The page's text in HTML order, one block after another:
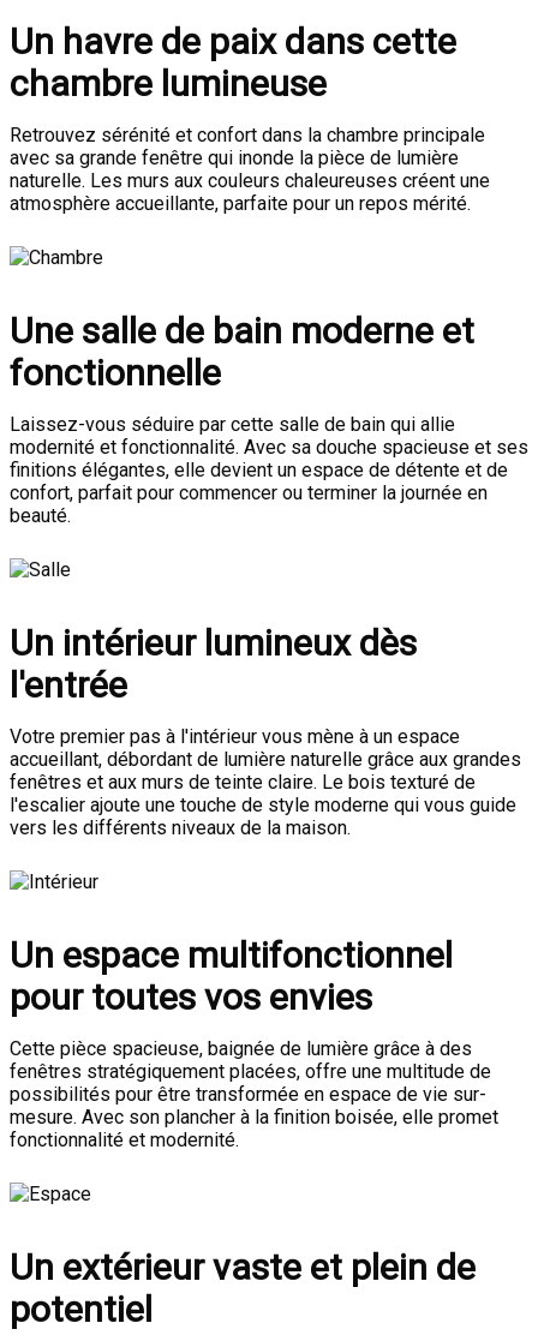
Un havre de paix dans cette
chambre lumineuse
Retrouvez sérénité et confort dans la chambre principale
avec sa grande fenêtre qui inonde la pièce de lumière
naturelle. Les murs aux couleurs chaleureuses créent une
atmosphère accueillante, parfaite pour un repos mérité.
Une salle de bain moderne et
fonctionnelle
Laissez-vous séduire par cette salle de bain qui allie
modernité et fonctionnalité. Avec sa douche spacieuse et ses
finitions élégantes, elle devient un espace de détente et de
confort, parfait pour commencer ou terminer la journée en
beauté.
Un intérieur lumineux dès
l'entrée
Votre premier pas à l'intérieur vous mène à un espace
accueillant, débordant de lumière naturelle grâce aux grandes
fenêtres et aux murs de teinte claire. Le bois texturé de
l'escalier ajoute une touche de style moderne qui vous guide
vers les différents niveaux de la maison.
Un espace multifonctionnel
pour toutes vos envies
Cette pièce spacieuse, baignée de lumière grâce à des
fenêtres stratégiquement placées, offre une multitude de
possibilités pour être transformée en espace de vie sur-
mesure. Avec son plancher à la finition boisée, elle promet
fonctionnalité et modernité.
Un extérieur vaste et plein de
potentiel